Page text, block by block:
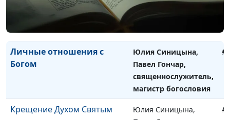
Павел Гончар,
священнослужитель,
магистр богословия
Личные отношения с
Богом
Юлия Синицына,
Павел Гончар,
священнослужитель,
магистр богословия
Крещение Духом Святым
Юлия Синицына,